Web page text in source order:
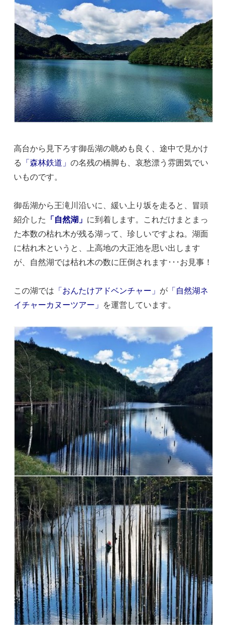
高台から見下ろす御岳湖の眺めも良く、途中で見かけ
る 「森林鉄道」の名残の橋脚も、哀愁漂う雰囲気でい
いものです。
御岳湖から王滝川沿いに、緩い上り坂を走ると、冒頭
紹介した 「自然湖」 に到着します。これだけまとまっ
た本数の枯れ木が残る湖って、珍しいですよね。湖面
に枯れ木というと、上高地の大正池を思い出します
が、自然湖では枯れ木の数に圧倒されます･･･お見事！
この湖では 「おんたけアドベンチャー」 が 「自然湖ネ
イチャーカヌーツアー」 を運営しています。